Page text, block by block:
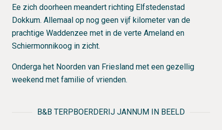
Ee zich doorheen meandert richting Elfstedenstad
Dokkum. Allemaal op nog geen vijf kilometer van de
prachtige Waddenzee met in de verte Ameland en
Schiermonnikoog in zicht.
Onderga het Noorden van Friesland met een gezellig
weekend met familie of vrienden.
B&B TERPBOERDERIJ JANNUM IN BEELD